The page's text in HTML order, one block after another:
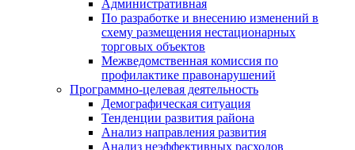
Административная
По разработке и внесению изменений в
схему размещения нестационарных
торговых объектов
Межведомственная комиссия по
профилактике правонарушений
Программно-целевая деятельность
Демографическая ситуация
Тенденции развития района
Анализ направления развития
Анализ неэффективных расходов